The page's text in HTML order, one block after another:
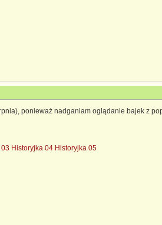
ponieważ nadganiam oglądanie bajek z
Historyjka 04 Historyjka 05